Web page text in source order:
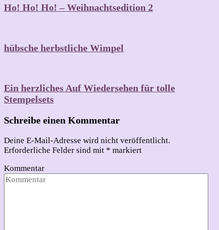
Ho! Ho! Ho! – Weihnachtsedition 2
hübsche herbstliche Wimpel
Ein herzliches Auf Wiedersehen für tolle
Stempelsets
Schreibe einen Kommentar
Deine E-Mail-Adresse wird nicht veröffentlicht.
Erforderliche Felder sind mit * markiert
Kommentar